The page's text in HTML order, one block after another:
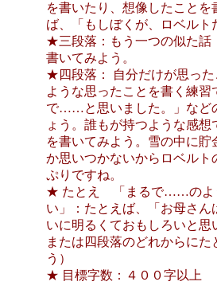
を書いたり、想像したことを
ば、「もしぼくが、ロベル
★三段落：もう一つの似た話
書いてみよう。
★四段落： 自分だけが思っ
ような思ったことを書く練
で……と思いました。」など
ょう。誰もが持つような感
を書いてみよう。雪の中に
か思いつかないからロベル
ぷりですね。
★ たとえ 「まるで……のよ
い」：たとえば、「お母さ
いに明るくておもしろいと
または四段落のどれからにた
う）
★ 目標字数：４００字以上